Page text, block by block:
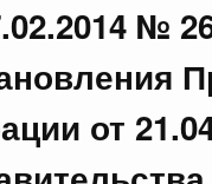
№
от
акты